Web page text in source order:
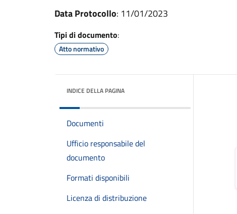
Data Protocollo: 11/01/2023
Tipi di documento:
Atto normativo
INDICE DELLA PAGINA
Documenti
Ufficio responsabile del
documento
Formati disponibili
Licenza di distribuzione